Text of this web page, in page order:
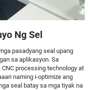
Ng Sel
pasadyang seal upang
sa aplikasyon. Sa
processing technology at
naming i-optimize ang
seal batay sa mga tiyak na